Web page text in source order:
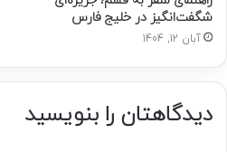
شگفت‌انگیز در خلیج فارس
آبان 12, 1404
دیدگاهتان را بنویسید